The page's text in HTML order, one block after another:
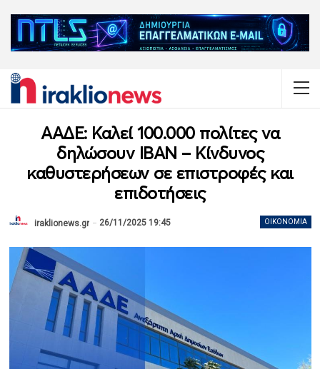
AAΔΕ: Καλεί 100.000 πολίτες να
δηλώσουν ΙΒΑΝ – Κίνδυνος
καθυστερήσεων σε επιστροφές και
επιδοτήσεις
ΟΙΚΟΝΟΜΊΑ
iraklionews.gr 26/11/2025 19:45